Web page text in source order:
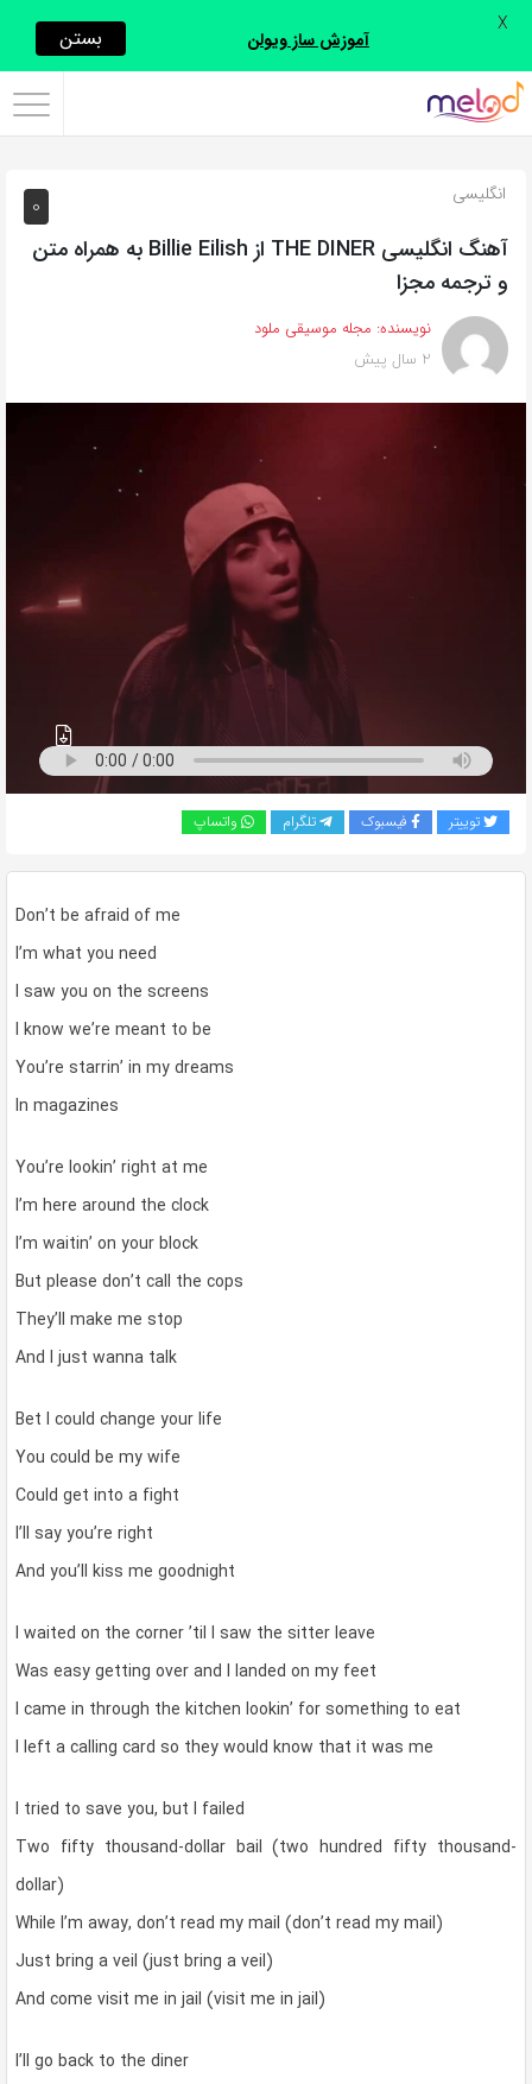
اشتراک
با
روش‌های
زیر
این
صفحه
را
0 انگلیسی
آهنگ انگلیسی THE DINER از Billie Eilish به همراه متن
و ترجمه مجزا
نویسنده: مجله موسیقی ملود
2 سال پیش
توییتر فیسبوک تلگرام واتساپ
Don’t be afraid of me
I’m what you need
I saw you on the screens
I know we’re meant to be
You’re starrin’ in my dreams
In magazines
You’re lookin’ right at me
I’m here around the clock
I’m waitin’ on your block
But please don’t call the cops
They’ll make me stop
And I just wanna talk
Bet I could change your life
You could be my wife
Could get into a fight
I’ll say you’re right
And you’ll kiss me goodnight
I waited on the corner ’til I saw the sitter leave
Was easy getting over and I landed on my feet
I came in through the kitchen lookin’ for something to eat
I left a calling card so they would know that it was me
I tried to save you, but I failed
Two fifty thousand-dollar bail (two hundred fifty thousand-
dollar)
While I’m away, don’t read my mail (don’t read my mail)
Just bring a veil (just bring a veil)
And come visit me in jail (visit me in jail)
I’ll go back to the diner
آموزش ساز ویولن بستن X